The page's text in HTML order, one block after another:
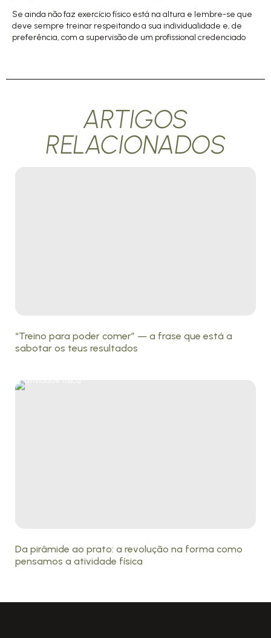
Se ainda não faz exercício físico está na altura e lembre-se que
deve sempre treinar respeitando a sua individualidade e, de
preferência, com a supervisão de um profissional credenciado
ARTIGOS
RELACIONADOS
“Treino para poder comer” — a frase que está a
sabotar os teus resultados
Da pirâmide ao prato: a revolução na forma como
pensamos a atividade física